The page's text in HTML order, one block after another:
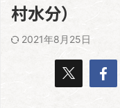
村水分）
2021年8月25日